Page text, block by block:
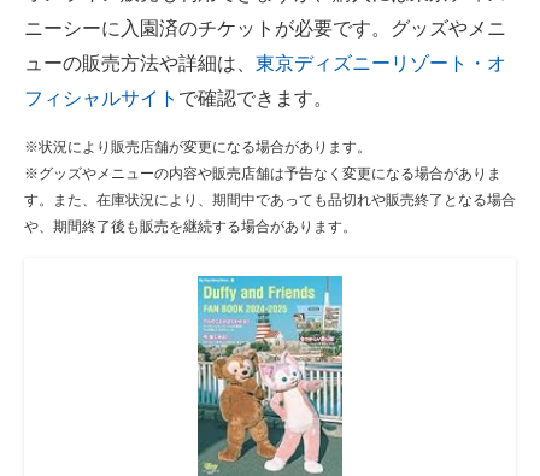
ニーシーに入園済のチケットが必要です。グッズやメニ
ューの販売方法や詳細は、 東京ディズニーリゾート・オ
フィシャルサイト で確認できます。
※状況により販売店舗が変更になる場合があります。
※グッズやメニューの内容や販売店舗は予告なく変更になる場合がありま
す。また、在庫状況により、期間中であっても品切れや販売終了となる場合
や、期間終了後も販売を継続する場合があります。